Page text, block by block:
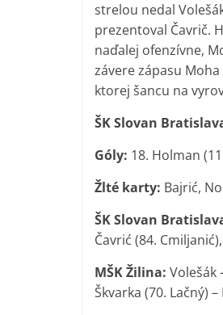
strelou nedal
prezentoval Čavrič.
naďalej ofenzívne,
závere zápasu
ktorej šancu na
ŠK Slovan
Góly: 18. Holman
Žlté karty: Bajrić,
ŠK Slovan
Čavrić (84.
MŠK Žilina: Volešák
Škvarka (70. Lačný)